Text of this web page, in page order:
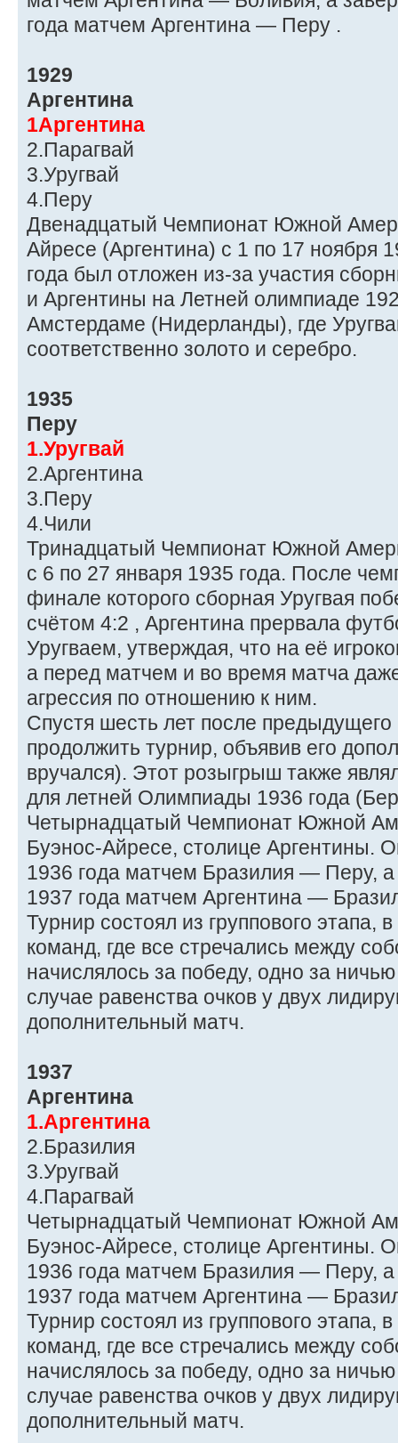
года матчем Аргентина — Перу .
1929
Аргентина
1Аргентина
2.Парагвай
3.Уругвай
4.Перу
Двенадцатый Чемпионат Южной
Айресе (Аргентина) с 1 по 17 ноября
года был отложен из-за участия
и Аргентины на Летней олимпиаде
Амстердаме (Нидерланды), где
соответственно золото и серебро.
1935
Перу
1.Уругвай
2.Аргентина
3.Перу
4.Чили
Тринадцатый Чемпионат Южной
с 6 по 27 января 1935 года. После
финале которого сборная Уругвая
счётом 4:2 , Аргентина прервала
Уругваем, утверждая, что на её
а перед матчем и во время матча
агрессия по отношению к ним.
Спустя шесть лет после
продолжить турнир, объявив его
вручался). Этот розыгрыш также
для летней Олимпиады 1936 года
Четырнадцатый Чемпионат Южной
Буэнос-Айресе, столице Аргентины.
1936 года матчем Бразилия — Перу,
1937 года матчем Аргентина —
Турнир состоял из группового этапа,
команд, где все стречались между
начислялось за победу, одно за
случае равенства очков у двух
дополнительный матч.
1937
Аргентина
1.Аргентина
2.Бразилия
3.Уругвай
4.Парагвай
Четырнадцатый Чемпионат Южной
Буэнос-Айресе, столице Аргентины.
1936 года матчем Бразилия — Перу,
1937 года матчем Аргентина —
Турнир состоял из группового этапа,
команд, где все стречались между
начислялось за победу, одно за
случае равенства очков у двух
дополнительный матч.